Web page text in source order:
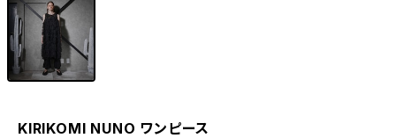
KIRIKOMI NUNO ワンピース